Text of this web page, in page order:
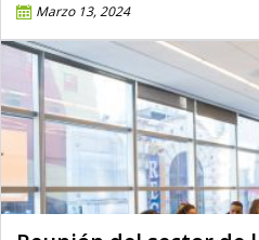
Marzo 13, 2024